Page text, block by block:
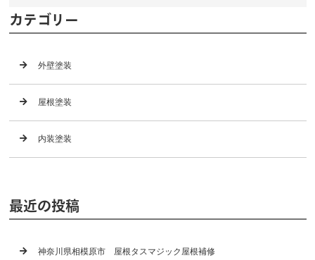
カテゴリー
外壁塗装
屋根塗装
内装塗装
最近の投稿
神奈川県相模原市 屋根タスマジック屋根補修